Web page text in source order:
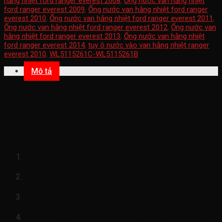
ford ranger everest 2009, Ống nước van hằng nhiệt ford ranger
everest 2010, Ống nước van hằng nhiệt ford ranger everest 2011 ,
Ống nước van hằng nhiệt ford ranger everest 2012, Ống nước van
hằng nhiệt ford ranger everest 2013, Ống nước van hằng nhiệt
ford ranger everest 2014, tuy ô nước vào van hằng nhiệt ranger
everest 2010, WL5115261C-WL5115261B
Mô tả